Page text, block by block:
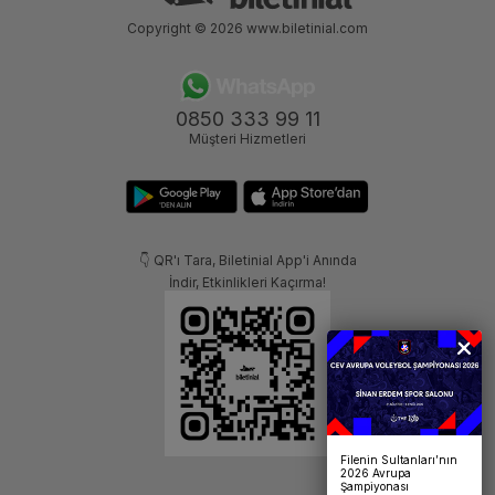
0850 333 99 11
Müşteri Hizmetleri
👇 QR'ı Tara, Biletinial App'i Anında
İndir, Etkinlikleri Kaçırma!
Copyright © 2026 www.biletinial.com
Filenin Sultanları’nın
2026 Avrupa
Şampiyonası